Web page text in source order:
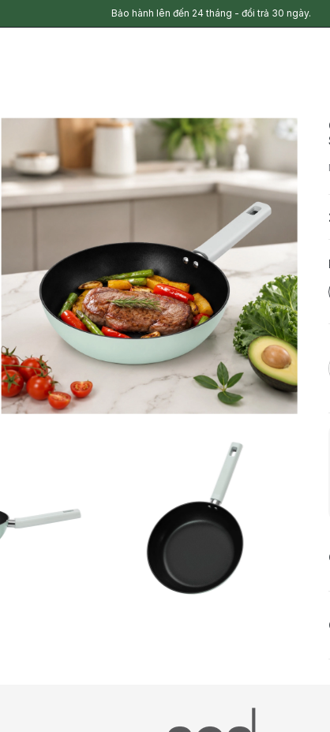
Bảo hành lên đến 24 tháng - đổi trả 30 ngày.